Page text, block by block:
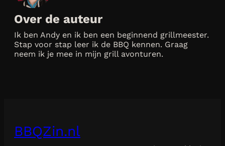
Over de auteur
Ik ben Andy en ik ben een beginnend grillmeester.
Stap voor stap leer ik de BBQ kennen. Graag
neem ik je mee in mijn grill avonturen.
BBQZin.nl